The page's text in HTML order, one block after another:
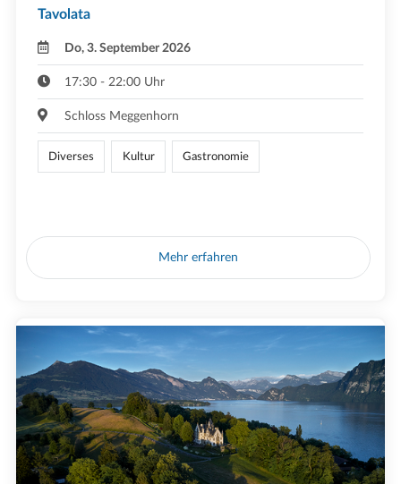
Tavolata
Do, 3. September 2026
17:30 - 22:00 Uhr
Schloss Meggenhorn
Diverses Kultur Gastronomie
Mehr erfahren